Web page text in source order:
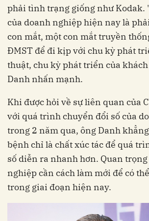
phải tình trạng giống như Kodak.
của doanh nghiệp hiện nay là
con mắt, một con mắt truyền
ĐMST để đi kịp với chu kỳ phát
thuật, chu kỳ phát triển của
Danh nhấn mạnh.
Khi được hỏi về sự liên quan của
với quá trình chuyển đổi số của
trong 2 năm qua, ông Danh
bệnh chỉ là chất xúc tác để quá
số diễn ra nhanh hơn. Quan
nghiệp cần cách làm mới để có
trong giai đoạn hiện nay.